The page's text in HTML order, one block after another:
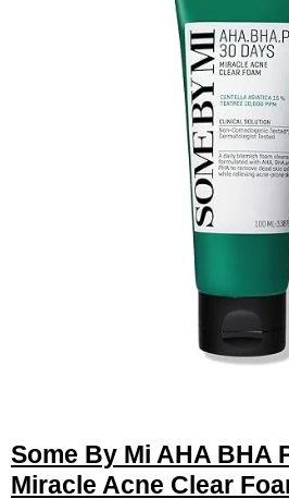
Some By Mi AHA BHA
Miracle Acne Clear